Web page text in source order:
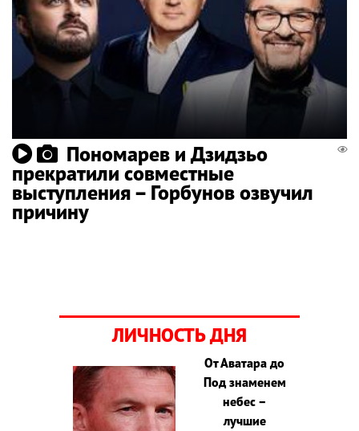
Пономарев и Дзидзьо
прекратили совместные
выступления – Горбунов озвучил
причину
ЛИЧНОСТЬ ДНЯ
От Аватара до
Под знаменем
небес –
лучшие